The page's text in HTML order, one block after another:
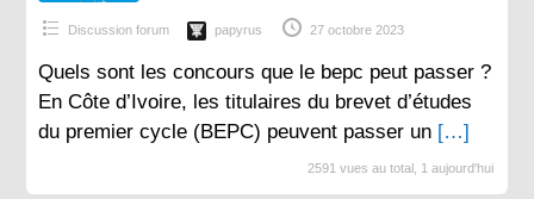
Discussion forum papyrus 27 octobre 2023
Quels sont les concours que le bepc peut passer ?
En Côte d’Ivoire, les titulaires du brevet d’études
du premier cycle (BEPC) peuvent passer un […]
2591 vues au total, 1 aujourd'hui